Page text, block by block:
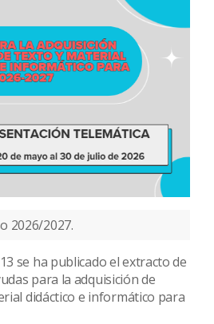
2026/2027.
se ha publicado el extracto de
para la adquisición de
didáctico e informático para